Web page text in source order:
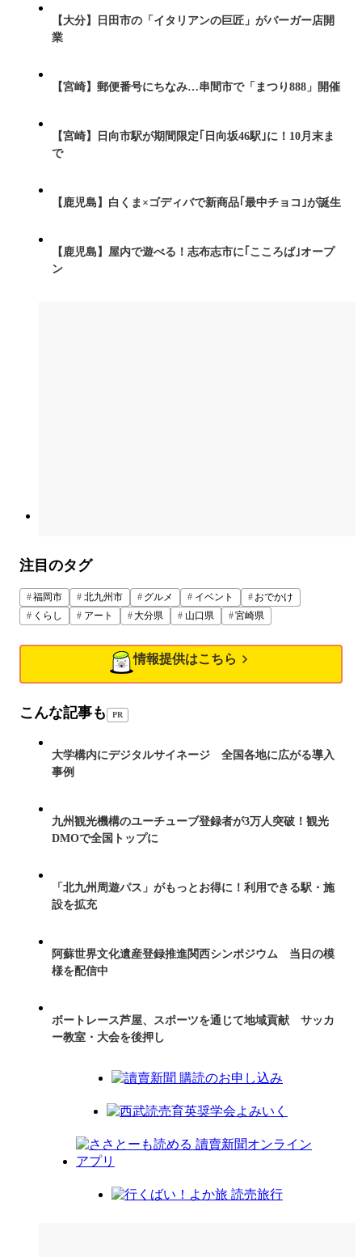
【大分】日田市の「イタリアンの巨匠」がバーガー店開
業
【宮崎】郵便番号にちなみ…串間市で「まつり888」開催
【宮崎】日向市駅が期間限定｢日向坂46駅｣に！10月末ま
で
【鹿児島】白くま×ゴディバで新商品｢最中チョコ｣が誕生
【鹿児島】屋内で遊べる！志布志市に｢こころば｣オープ
ン
注目のタグ
福岡市 北九州市 グルメ イベント
おでかけ
くらし
アート 大分県 山口県 宮崎県
情報提供はこちら
こんな記事も PR
大学構内にデジタルサイネージ 全国各地に広がる導入
事例
九州観光機構のユーチューブ登録者が3万人突破！観光
DMOで全国トップに
「北九州周遊パス」がもっとお得に！利用できる駅・施
設を拡充
阿蘇世界文化遺産登録推進関西シンポジウム 当日の模
様を配信中
ボートレース芦屋、スポーツを通じて地域貢献 サッカ
ー教室・大会を後押し